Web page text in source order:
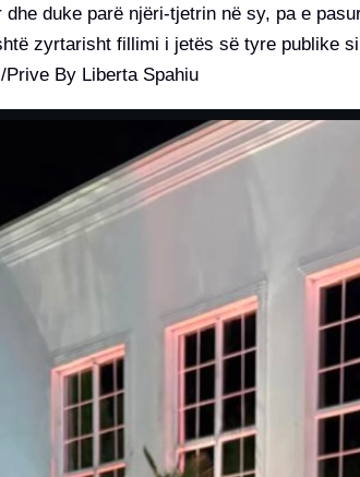
duke parë njëri-tjetrin në sy, pa e
zyrtarisht fillimi i jetës së tyre publike
By Liberta Spahiu